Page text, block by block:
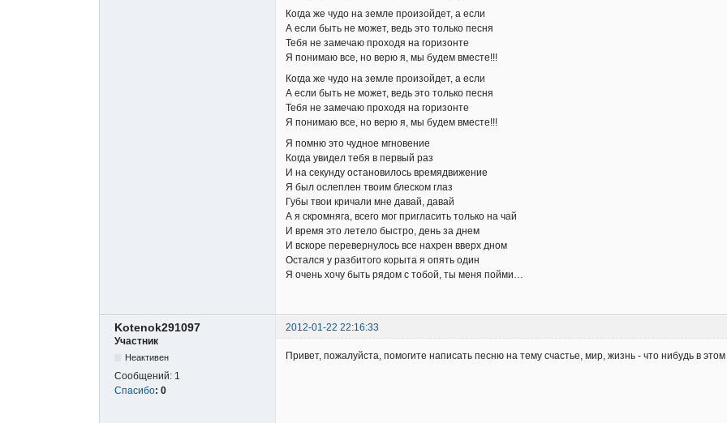
Когда же чудо на земле произойдет, а если
А если быть не может, ведь это только песня
Тебя не замечаю проходя на горизонте
Я понимаю все, но верю я, мы будем вместе!!!
Когда же чудо на земле произойдет, а если
А если быть не может, ведь это только песня
Тебя не замечаю проходя на горизонте
Я понимаю все, но верю я, мы будем вместе!!!
Я помню это чудное мгновение
Когда увидел тебя в первый раз
И на секунду остановилось времядвижение
Я был ослеплен твоим блеском глаз
Губы твои кричали мне давай, давай
А я скромняга, всего мог пригласить только на чай
И время это летело быстро, день за днем
И вскоре перевернулось все нахрен вверх дном
Остался у разбитого корыта я опять один
Я очень хочу быть рядом с тобой, ты меня пойми…
Kotenok291097
2012-01-22 22:16:33
Участник
Неактивен
Сообщений: 1
Спасибо: 0
Привет, пожалуйста, помогите написать песню на тему счастье, мир, жизнь - что нибудь в